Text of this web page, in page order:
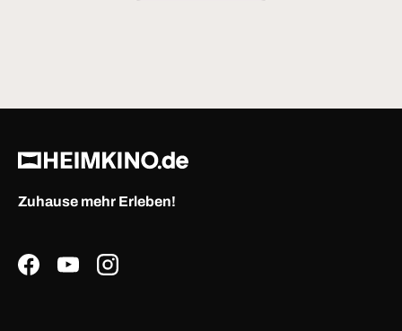
Zuhause mehr Erleben!
FacebookYouTubeInstagram